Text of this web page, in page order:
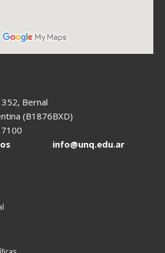
Bernal
(B1876BXD)
7100
info@unq.edu.ar